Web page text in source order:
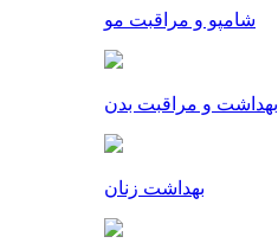
شامپو و مراقبت مو
بهداشت و مراقبت بدن
بهداشت زنان